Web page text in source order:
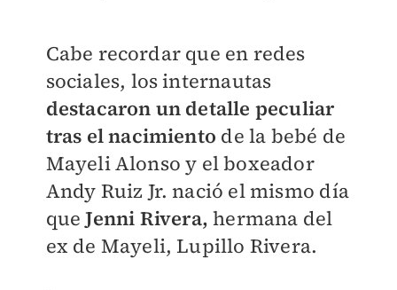
Cabe recordar que en redes
sociales, los internautas
destacaron un detalle peculiar
tras el nacimiento de la bebé de
Mayeli Alonso y el boxeador
Andy Ruiz Jr. nació el mismo día
queJenni Rivera, hermana del
ex de Mayeli, Lupillo Rivera.